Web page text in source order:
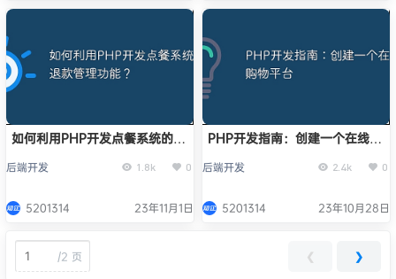
如何利用PHP开发点餐系统的退
后端开发 1.8k 0
5201314 23年11月1日
PHP开发指南：创建一个在线购
后端开发 2.4k 0
5201314 23年10月28日
/2 页 ❮ ❯